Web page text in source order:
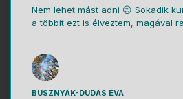
Nem lehet mást adni 😊 Sokadik
a többit ezt is élveztem, magával
BUSZNYÁK-DUDÁS ÉVA